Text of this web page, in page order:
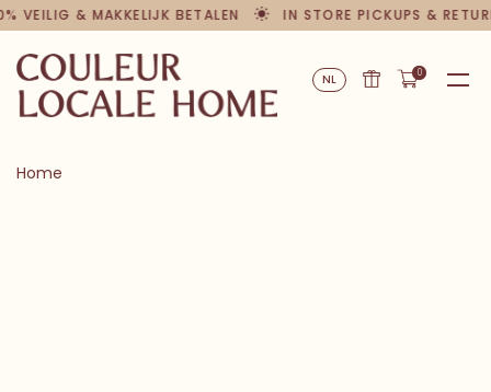
VEILIG & MAKKELIJK BETALEN IN STORE PICKUPS &
NL 0
Home